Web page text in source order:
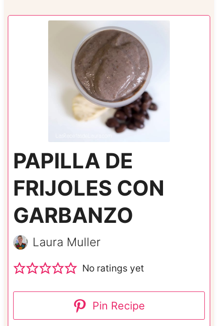
PAPILLA DE
FRIJOLES CON
GARBANZO
Laura Muller
No ratings yet
Pin Recipe